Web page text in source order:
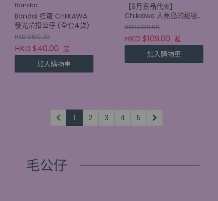
Bandai
Bandai 扭蛋 CHIIKAWA
發光帶扣公仔 (全套4款)
HKD $160.00
HKD $40.00 起
加入購物車
【9月景品代夾】
Chiikawa 人魚島的秘密
昆布掛帶 毛絨斜孭袋
22.5cm
HKD $129.00
HKD $109.00 起
加入購物車
1 2 3 4 5
毛公仔